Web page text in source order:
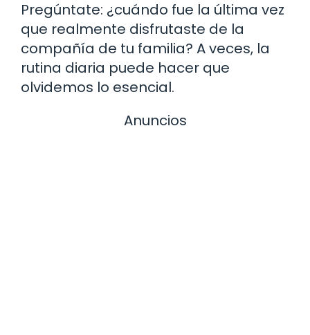
Pregúntate: ¿cuándo fue la última vez
que realmente disfrutaste de la
compañía de tu familia? A veces, la
rutina diaria puede hacer que
olvidemos lo esencial.
Anuncios